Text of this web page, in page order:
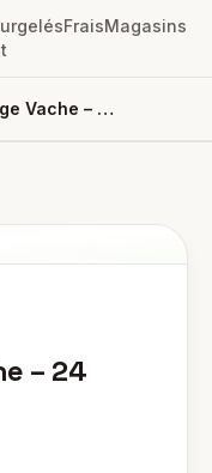
FraisMagasins
Picon | Fromage Vache – 24 Portions (400g)
– 24